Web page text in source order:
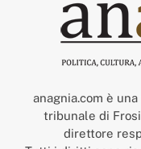
anagnia.com è
tribunale di
direttore